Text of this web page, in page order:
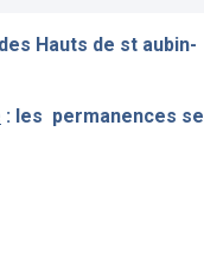
Hauts de st aubin-
: les permanences se